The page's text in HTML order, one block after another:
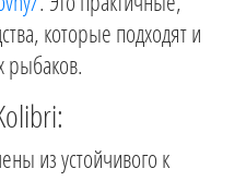
которые подходят и
рыбаков.
из устойчивого к